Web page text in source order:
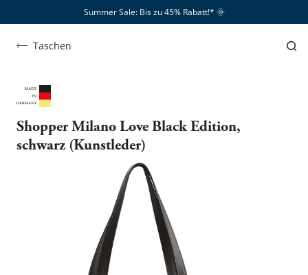
Summer Sale: Bis zu 45% Rabatt!*​ 🌞
Taschen
Shopper Milano Love Black Edition,
schwarz (Kunstleder)